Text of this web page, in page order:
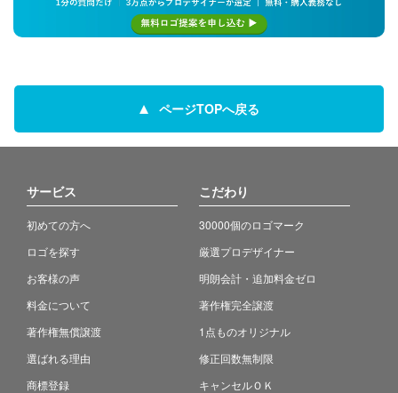
ページTOPへ戻る
サービス
初めての方へ
ロゴを探す
お客様の声
料金について
著作権無償譲渡
選ばれる理由
商標登録
こだわり
30000個のロゴマーク
厳選プロデザイナー
明朗会計・追加料金ゼロ
著作権完全譲渡
1点ものオリジナル
修正回数無制限
キャンセルＯＫ